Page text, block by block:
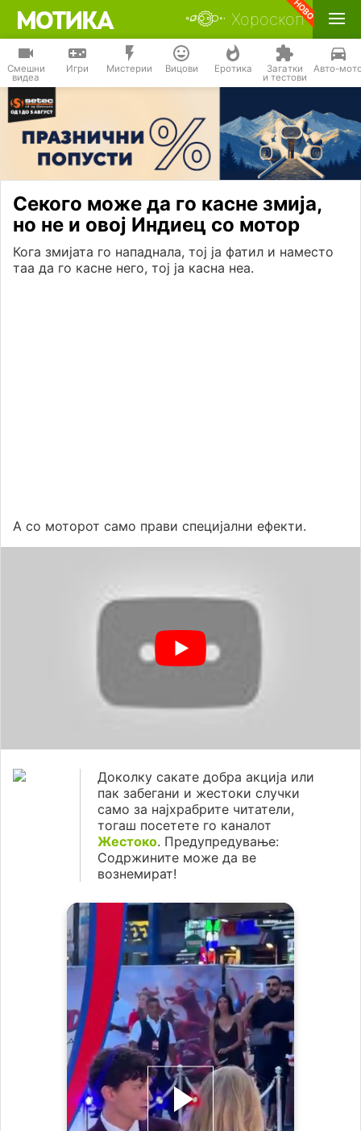
Хороскоп
Смешни
видеа
Игри Мистерии Вицови Еротика Загатки
и тестови
Авто-
Секого може да го касне змија,
но не и овој Индиец со мотор
Кога змијата го нападнала, тој ја фатил и наместо
таа да го касне него, тој ја касна неа.
А со моторот само прави специјални ефекти.
Доколку сакате добра акција или
пак забегани и жестоки случки
само за најхрабрите читатели,
тогаш посетете го каналот
Жестоко. Предупредување:
Содржините може да ве
вознемират!